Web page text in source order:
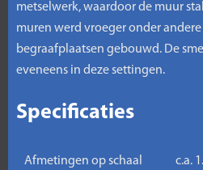
metselwerk, waardoor de muur
muren werd vroeger onder
begraafplaatsen gebouwd. De
eveneens in deze settingen.
Specificaties
Afmetingen op schaal c.a.